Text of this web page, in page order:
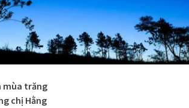
mùa trăng
chị Hằng